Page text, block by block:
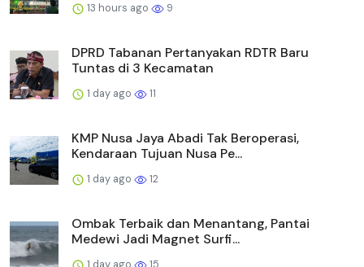
13 hours ago 9
DPRD Tabanan Pertanyakan RDTR Baru
Tuntas di 3 Kecamatan
1 day ago 11
KMP Nusa Jaya Abadi Tak Beroperasi,
Kendaraan Tujuan Nusa Pe...
1 day ago 12
Ombak Terbaik dan Menantang, Pantai
Medewi Jadi Magnet Surfi...